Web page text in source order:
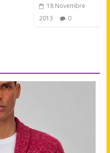
18 Novembre
2013
0